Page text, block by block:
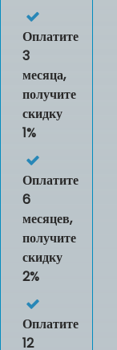
Оплатите
3
месяца,
получите
скидку
1%
Оплатите
6
месяцев,
получите
скидку
2%
Оплатите
12